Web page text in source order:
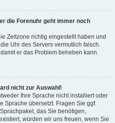
die Forenuhr geht immer noch
Zeitzone richtig eingestellt haben und
Uhr des Servers vermutlich falsch.
er das Problem beheben kann.
nicht zur Auswahl!
Ihre Sprache nicht installiert oder
Sprache übersetzt. Fragen Sie ggf.
das Sie benötigen,
würden wir uns freuen, wenn Sie